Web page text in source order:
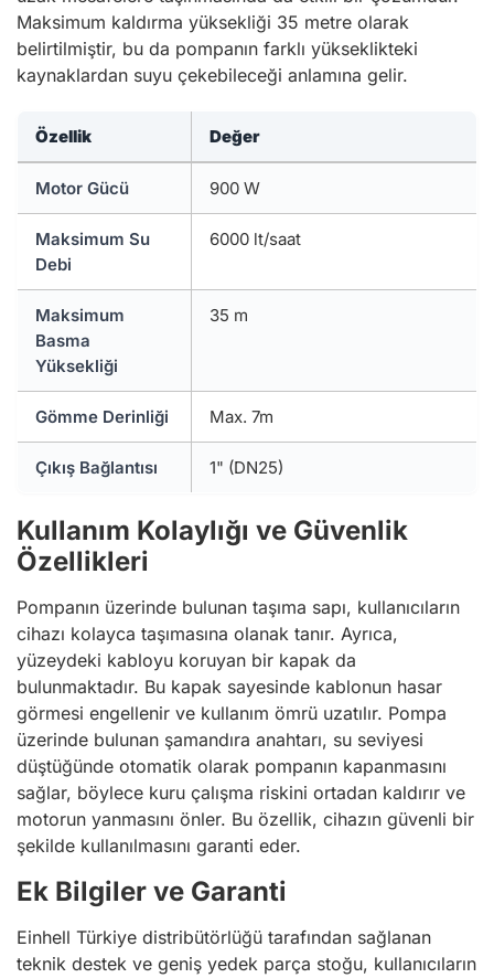
Maksimum kaldırma yüksekliği 35 metre olarak
belirtilmiştir, bu da pompanın farklı yükseklikteki
kaynaklardan suyu çekebileceği anlamına gelir.
Özellik Değer
Motor Gücü 900 W
Maksimum Su
Debi
6000 lt/saat
Maksimum
Basma
Yüksekliği
35 m
Gömme Derinliği Max. 7m
Çıkış Bağlantısı 1" (DN25)
Kullanım Kolaylığı ve Güvenlik
Özellikleri
Pompanın üzerinde bulunan taşıma sapı, kullanıcıların
cihazı kolayca taşımasına olanak tanır. Ayrıca,
yüzeydeki kabloyu koruyan bir kapak da
bulunmaktadır. Bu kapak sayesinde kablonun hasar
görmesi engellenir ve kullanım ömrü uzatılır. Pompa
üzerinde bulunan şamandıra anahtarı, su seviyesi
düştüğünde otomatik olarak pompanın kapanmasını
sağlar, böylece kuru çalışma riskini ortadan kaldırır ve
motorun yanmasını önler. Bu özellik, cihazın güvenli bir
şekilde kullanılmasını garanti eder.
Ek Bilgiler ve Garanti
Einhell Türkiye distribütörlüğü tarafından sağlanan
teknik destek ve geniş yedek parça stoğu, kullanıcıların